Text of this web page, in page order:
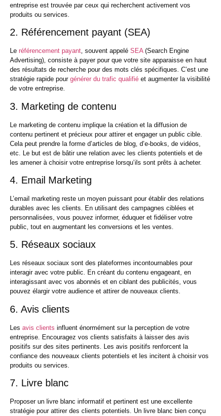
entreprise est trouvée par ceux qui recherchent activement vos
produits ou services.
2. Référencement payant (SEA)
Le référencement payant, souvent appelé SEA(Search Engine
Advertising), consiste à payer pour que votre site apparaisse en haut
des résultats de recherche pour des mots clés spécifiques. C’est une
stratégie rapide pour générer du trafic qualifié et augmenter la visibilité
de votre entreprise.
3. Marketing de contenu
Le marketing de contenu implique la création et la diffusion de
contenu pertinent et précieux pour attirer et engager un public cible.
Cela peut prendre la forme d’articles de blog, d’e-books, de vidéos,
etc. Le but est de bâtir une relation avec les clients potentiels et de
les amener à choisir votre entreprise lorsqu’ils sont prêts à acheter.
4. Email Marketing
L’email marketing reste un moyen puissant pour établir des relations
durables avec les clients. En utilisant des campagnes ciblées et
personnalisées, vous pouvez informer, éduquer et fidéliser votre
public, tout en augmentant les conversions et les ventes.
5. Réseaux sociaux
Les réseaux sociaux sont des plateformes incontournables pour
interagir avec votre public. En créant du contenu engageant, en
interagissant avec vos abonnés et en ciblant des publicités, vous
pouvez élargir votre audience et attirer de nouveaux clients.
6. Avis clients
Les avis clients influent énormément sur la perception de votre
entreprise. Encouragez vos clients satisfaits à laisser des avis
positifs sur des sites pertinents. Les avis positifs renforcent la
confiance des nouveaux clients potentiels et les incitent à choisir vos
produits ou services.
7. Livre blanc
Proposer un livre blanc informatif et pertinent est une excellente
stratégie pour attirer des clients potentiels. Un livre blanc bien conçu